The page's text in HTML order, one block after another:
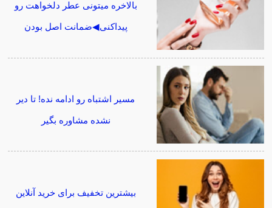
بالاخره میتونی عطر دلخواهت رو
پیداکنی◀ضمانت اصل بودن
مسیر اشتباه رو ادامه نده! تا دیر
نشده مشاوره بگیر
بیشترین تخفیف برای خرید آنلاین